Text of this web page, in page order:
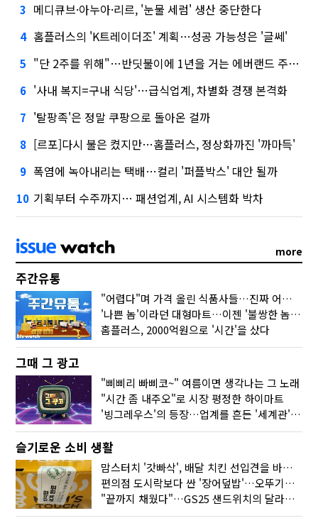
3 메디큐브·아누아·리르, '눈물 세럼' 생산 중단한다
4 홈플러스의 'K트레이더조' 계획…성공 가능성은 '글쎄'
5 "단 2주를 위해"…반딧불이에 1년을 거는 에버랜드 주키퍼
6 '사내 복지=구내 식당'…급식업계, 차별화 경쟁 본격화
7 '탈팡족'은 정말 쿠팡으로 돌아온 걸까
8 [르포]다시 불은 켰지만…홈플러스, 정상화까진 '까마득'
9 폭염에 녹아내리는 택배…컬리 '퍼플박스' 대안 될까
10 기획부터 수주까지… 패션업계, AI 시스템화 박차
more
주간유통
"어렵다"며 가격 올린 식품사들…진짜 어려운 거 맞아?
'나쁜 놈'이라던 대형마트…이젠 '불쌍한 놈' 됐다
홈플러스, 2000억원으로 '시간'을 샀다
그때 그 광고
"삐삐리 빠삐코~" 여름이면 생각나는 그 노래
"시간 좀 내주오"로 시장 평정한 하이마트
'빙그레우스'의 등장…업계를 흔든 '세계관' 마케팅
슬기로운 소비 생활
맘스터치 '갓빠삭', 배달 치킨 선입견을 바꿨다
편의점 도시락보다 싼 '장어덮밥'…오뚜기가 해냈다
"끝까지 채웠다"…GS25 샌드위치의 달라진 '속'사정